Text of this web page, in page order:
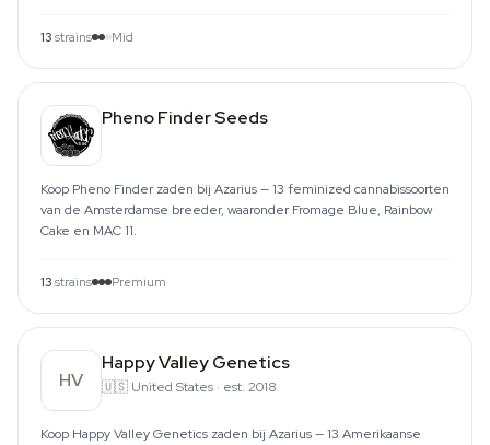
13 strains Mid
Pheno Finder Seeds
Koop Pheno Finder zaden bij Azarius — 13 feminized cannabissoorten
van de Amsterdamse breeder, waaronder Fromage Blue, Rainbow
Cake en MAC 11.
13 strains Premium
HV
Happy Valley Genetics
🇺🇸 United States · est. 2018
Koop Happy Valley Genetics zaden bij Azarius — 13 Amerikaanse